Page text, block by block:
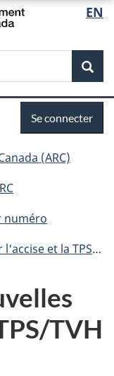
de
la
EN
Se connecter
(ARC)
numéro
TVH - No 99 (juin 2016)
TVH